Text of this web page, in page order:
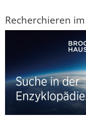
Recherchieren